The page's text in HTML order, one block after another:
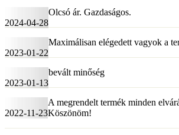
2024-04-28
Olcsó ár. Gazdaságos.
2023-01-22
Maximálisan elégedett vagyok a
2023-01-13
bevált minőség
2022-11-23
A megrendelt termék minden
Köszönöm!